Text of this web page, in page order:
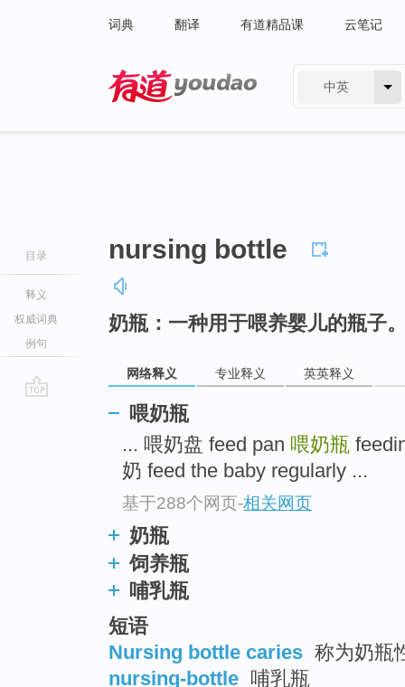
词典 翻译 有道精品课 云笔记
中英
目录
释义
权威词典
例句
nursing bottle
奶瓶：一种用于喂养婴儿的瓶子
网络释义 专业释义 英英释义
喂奶瓶
... 喂奶盘 feed pan 喂奶瓶
奶 feed the baby regularly ...
基于288个网页-相关网页
奶瓶
饲养瓶
哺乳瓶
短语
Nursing bottle caries 称为奶瓶
nursing-bottle 哺乳瓶